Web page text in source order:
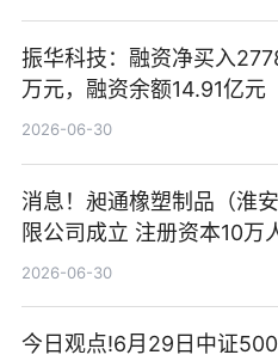
振华科技：融资净买入
万元，融资余额14.91亿元
2026-06-30
消息！昶通橡塑制品（淮
限公司成立 注册资本10万
2026-06-30
今日观点!6月29日中证